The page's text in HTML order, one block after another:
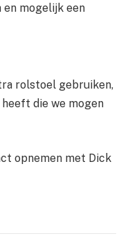
en mogelijk een
rolstoel gebruiken,
die we mogen
opnemen met Dick